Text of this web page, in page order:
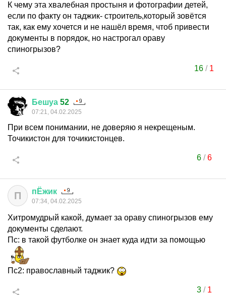
К чему эта хвалебная простыня и фотографии детей,
если по факту он таджик- строитель,который зовётся
так, как ему хочется и не нашёл время, чтоб привести
документы в порядок, но настрогал ораву
спиногрызов?
16 / 1
Бешуа 52
07:21, 04.02.2025
При всем понимании, не доверяю я некрещеным.
Точикистон для точикистонцев.
6/6
П пЁжик
07:34, 04.02.2025
Хитромудрый какой, думает за ораву спиногрызов ему
документы сделают.
Пс: в такой футболке он знает куда идти за помощью
Пс2: православный таджик?
3/ 1